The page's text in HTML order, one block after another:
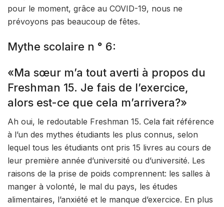
pour le moment, grâce au COVID-19, nous ne
prévoyons pas beaucoup de fêtes.
Mythe scolaire n ° 6:
«Ma sœur m’a tout averti à propos du
Freshman 15. Je fais de l’exercice,
alors est-ce que cela m’arrivera?»
Ah oui, le redoutable Freshman 15. Cela fait référence
à l’un des mythes étudiants les plus connus, selon
lequel tous les étudiants ont pris 15 livres au cours de
leur première année d’université ou d’université. Les
raisons de la prise de poids comprennent: les salles à
manger à volonté, le mal du pays, les études
alimentaires, l’anxiété et le manque d’exercice. En plus